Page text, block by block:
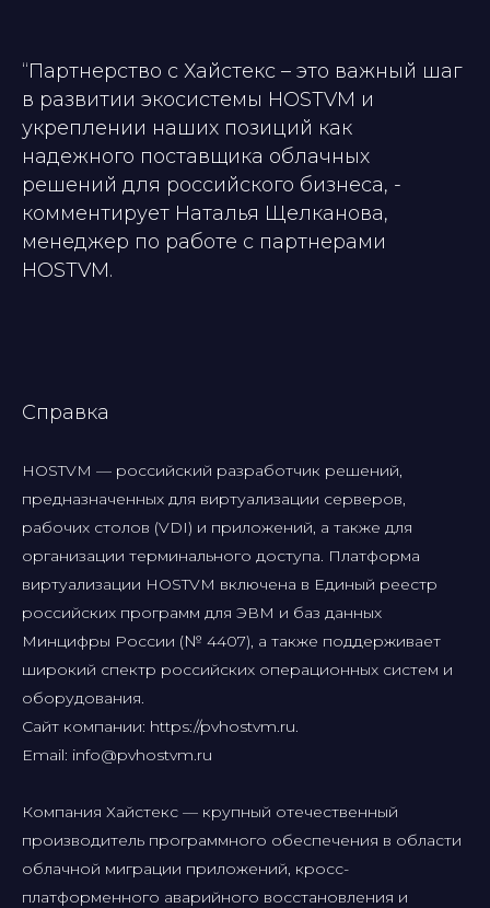
“Партнерство с Хайстекс – это важный шаг
в развитии экосистемы HOSTVM и
укреплении наших позиций как
надежного поставщика облачных
решений для российского бизнеса, -
комментирует Наталья Щелканова,
менеджер по работе с партнерами
HOSTVM.
Справка
HOSTVM — российский разработчик решений,
предназначенных для виртуализации серверов,
рабочих столов (VDI) и приложений, а также для
организации терминального доступа. Платформа
виртуализации HOSTVM включена в Единый реестр
российских программ для ЭВМ и баз данных
Минцифры России (№ 4407), а также поддерживает
широкий спектр российских операционных систем и
оборудования.
Сайт компании: https://pvhostvm.ru.
Email: info@pvhostvm.ru
Компания Хайстекс — крупный отечественный
производитель программного обеспечения в области
облачной миграции приложений, кросс-
платформенного аварийного восстановления и